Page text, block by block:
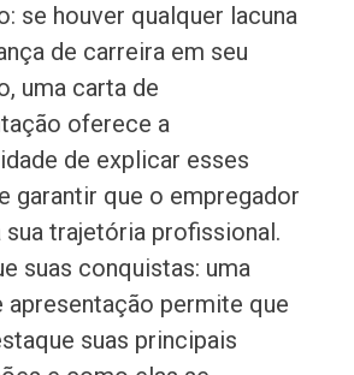
se houver qualquer lacuna
de carreira em seu
uma carta de
oferece a
de explicar esses
garantir que o empregador
sua trajetória profissional.
suas conquistas: uma
apresentação permite que
suas principais